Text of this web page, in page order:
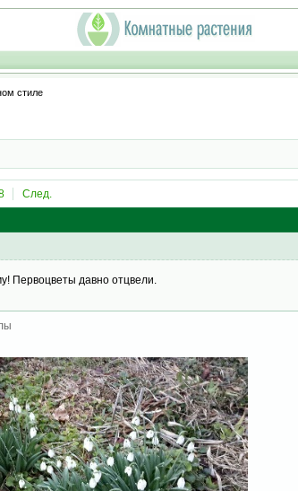
стиле
След.
Первоцветы давно отцвели.